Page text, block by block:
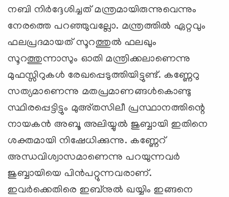
നബി നിര്‍ദ്ദേശിച്ചത് മന്ത്രമായിരുന്നുവെന്നും
നേരത്തെ പറഞ്ഞുവല്ലോ. മന്ത്രത്തില്‍ ഏറ്റവും
ഫലപ്രദമായത് സൂറത്തുല്‍ ഫലഖും
സൂറത്തുന്നാസും ഓതി മന്ത്രിക്കലാണെന്നു
മുഫസ്സിറുകള്‍ രേഖപ്പെടുത്തിയിട്ടുണ്ട്. കണ്ണേറു
സത്യമാണെന്നു മതപ്രമാണങ്ങള്‍കൊണ്ടു
സ്ഥിരപ്പെട്ടിട്ടും മുഅ്തസിലീ പ്രസ്ഥാനത്തിന്റെ
നായകന്‍ അബൂ അലിയ്യുല്‍ ജുബ്ബായി ഇതിനെ
ശക്തമായി നിഷേധിക്കുന്നു. കണ്ണേറ്
അന്ധവിശ്വാസമാണെന്നു പറയുന്നവര്‍
ജുബ്ബായിയെ പിന്‍പറ്റുന്നവരാണ്.
ഇവര്‍ക്കെതിരെ ഇബ്‌നുല്‍ ഖയ്യിം ഇങ്ങനെ